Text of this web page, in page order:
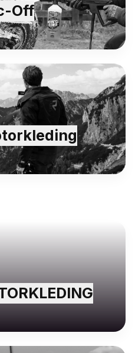
Off